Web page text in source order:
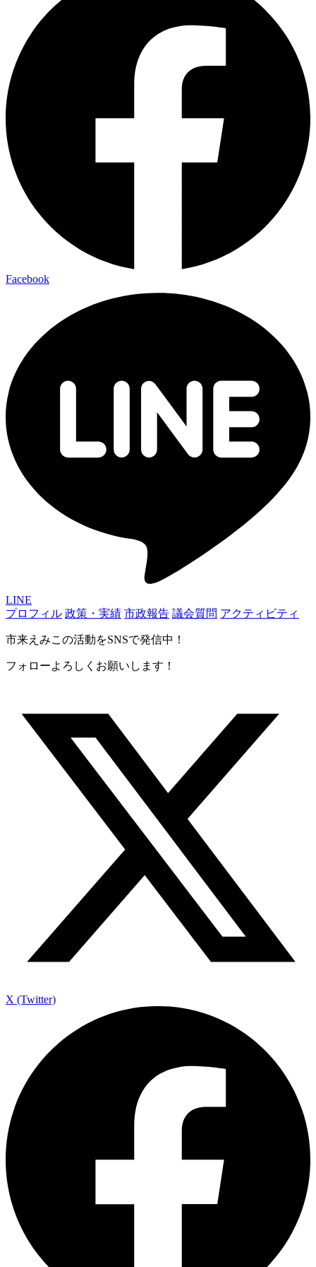
Facebook
LINE
プロフィル 政策・実績 市政報告 議会質問 アクティビティ
市来えみこの活動をSNSで発信中！
フォローよろしくお願いします！
X (Twitter)